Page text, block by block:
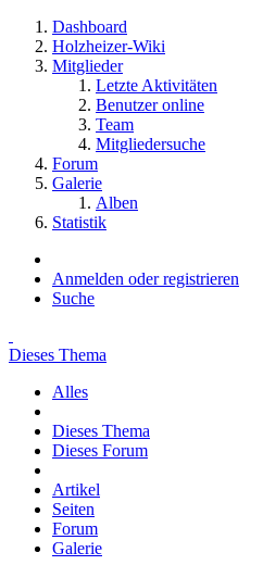
Dashboard
Holzheizer-Wiki
Mitglieder
Letzte Aktivitäten
Benutzer online
Team
Mitgliedersuche
Forum
Galerie
Alben
Statistik
Anmelden oder registrieren
Suche
Dieses Thema
Alles
Dieses Thema
Dieses Forum
Artikel
Seiten
Forum
Galerie